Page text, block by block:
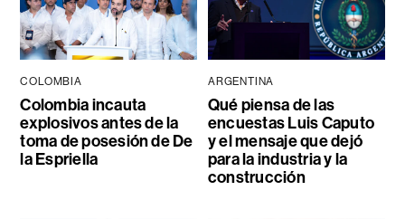
COLOMBIA
Colombia incauta
explosivos antes de la
toma de posesión de De
la Espriella
ARGENTINA
Qué piensa de las
encuestas Luis Caputo
y el mensaje que dejó
para la industria y la
construcción